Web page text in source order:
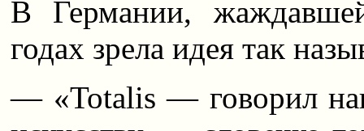
В Германии,
годах зрела идея так
— «Totalis — говорил